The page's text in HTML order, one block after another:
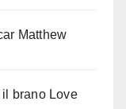
Matthew
brano Love